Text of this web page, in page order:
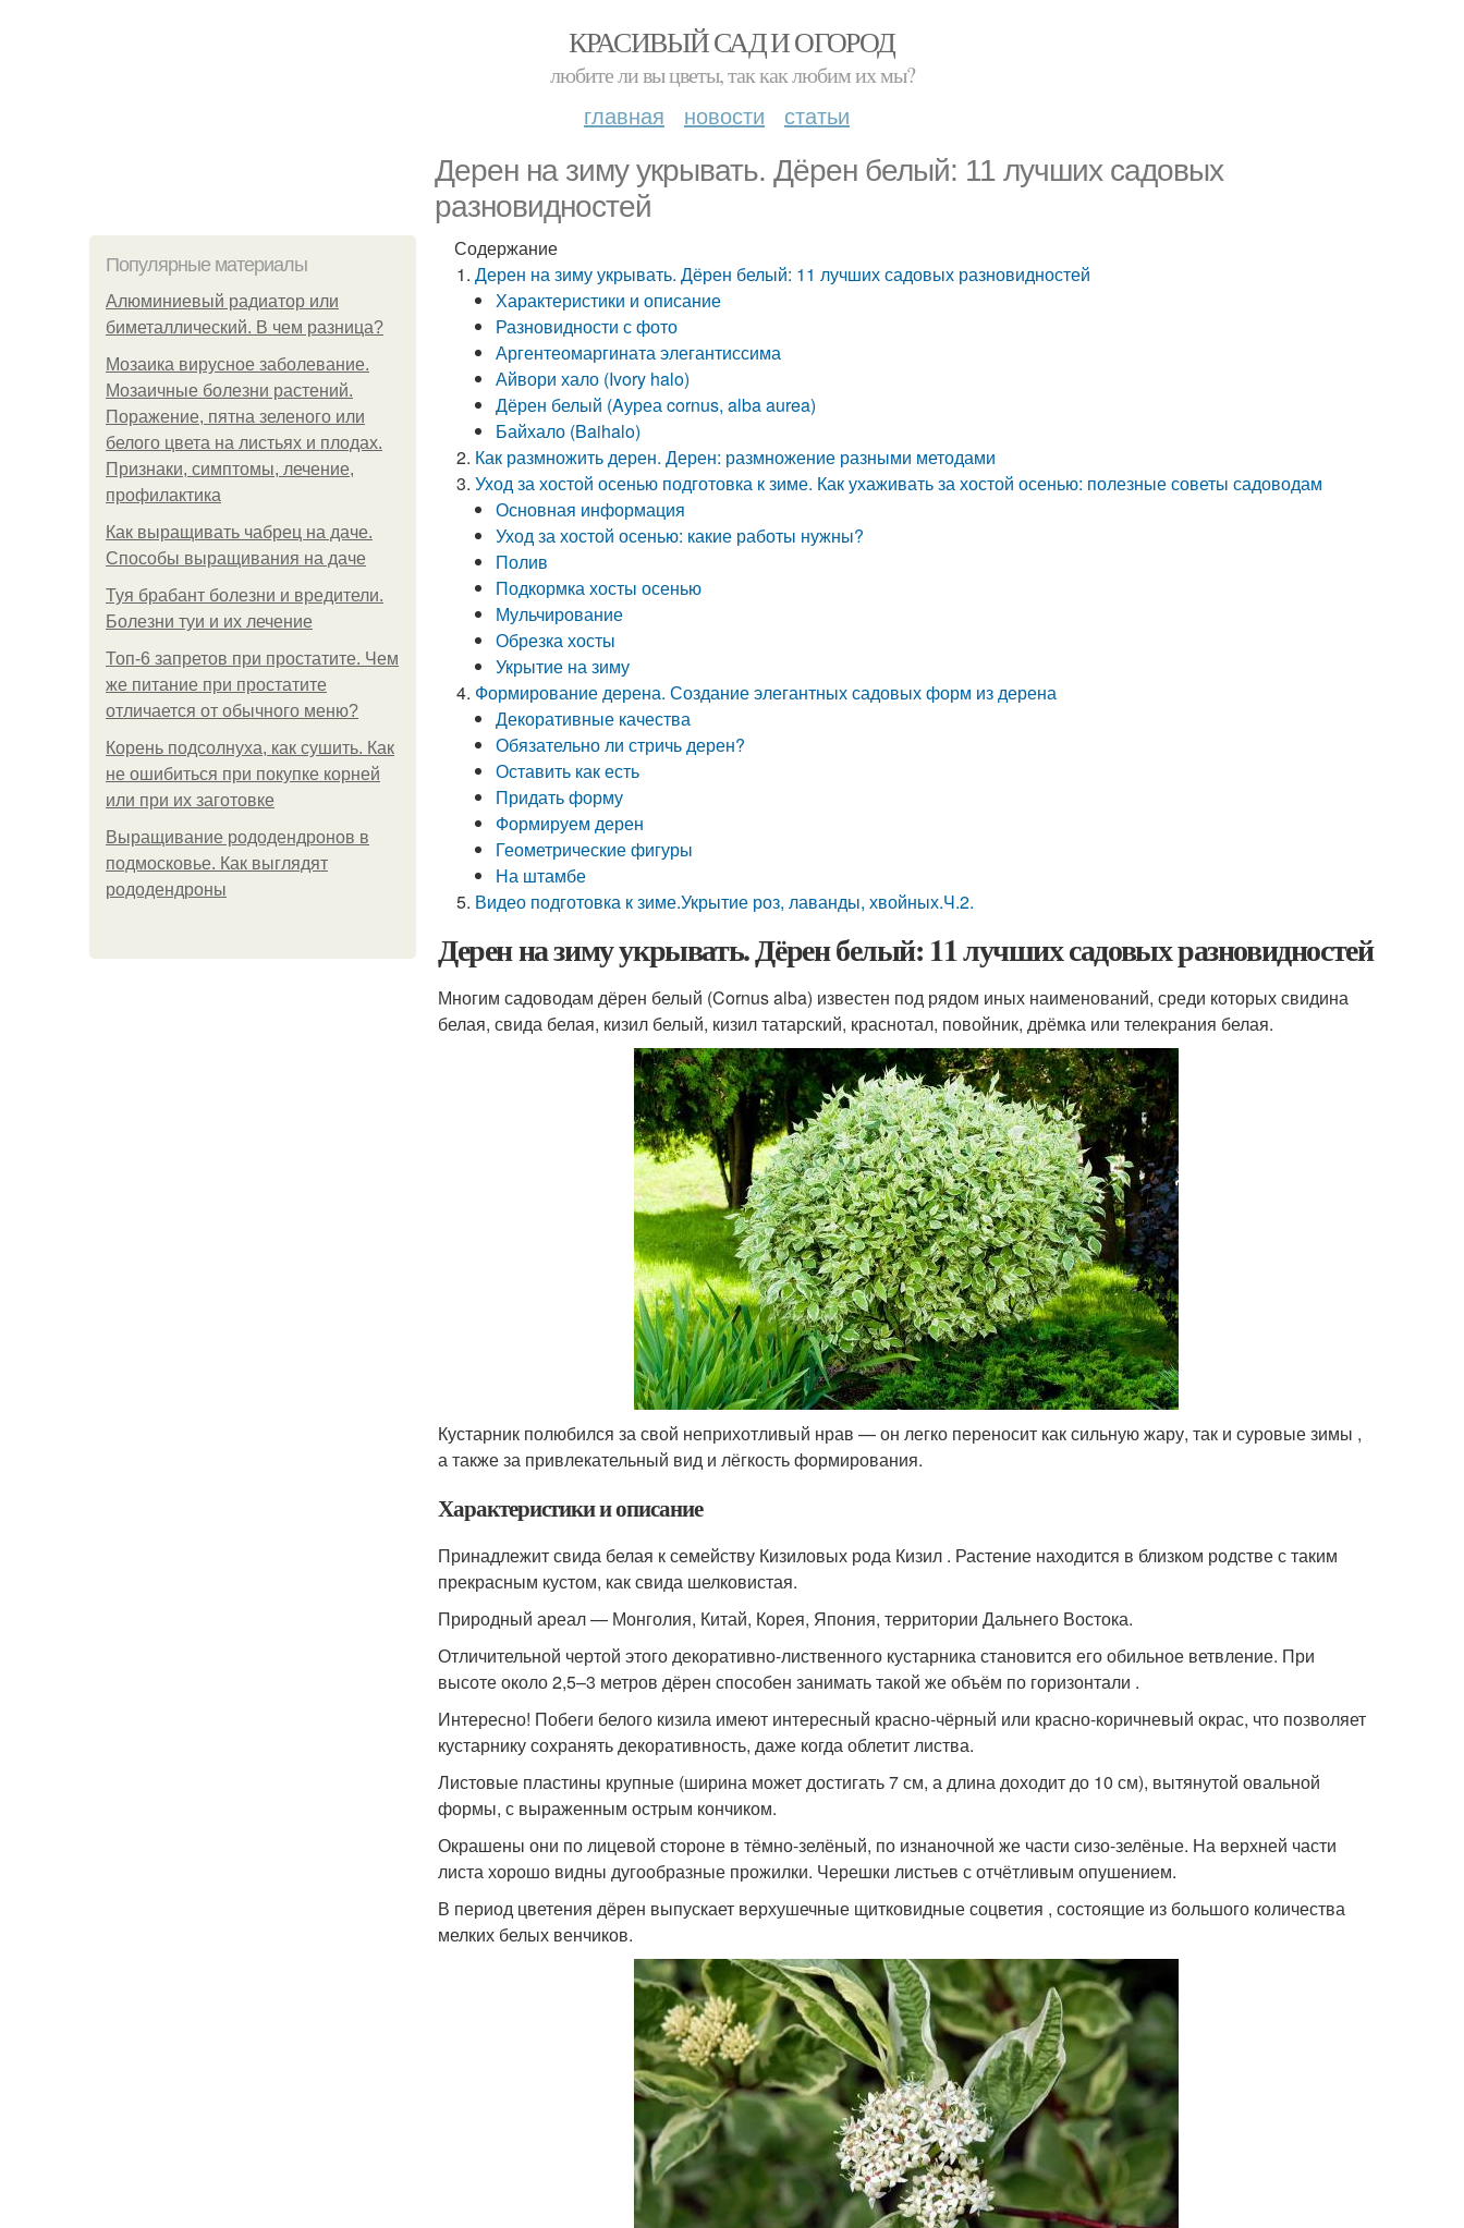
КРАСИВЫЙ САД И ОГОРОД
любите ли вы цветы, так как любим их мы?
главная новости статьи
Дерен на зиму укрывать. Дёрен белый: 11 лучших садовых
разновидностей
Популярные материалы
Алюминиевый радиатор или
биметаллический. В чем разница?
Мозаика вирусное заболевание.
Мозаичные болезни растений.
Поражение, пятна зеленого или
белого цвета на листьях и плодах.
Признаки, симптомы, лечение,
профилактика
Как выращивать чабрец на даче.
Способы выращивания на даче
Туя брабант болезни и вредители.
Болезни туи и их лечение
Топ-6 запретов при простатите. Чем
же питание при простатите
отличается от обычного меню?
Корень подсолнуха, как сушить. Как
не ошибиться при покупке корней
или при их заготовке
Выращивание рододендронов в
подмосковье. Как выглядят
рододендроны
Содержание
Дерен на зиму укрывать. Дёрен белый: 11 лучших садовых разновидностей
Характеристики и описание
Разновидности с фото
Аргентеомаргината элегантиссима
Айвори хало (Ivory halo)
Дёрен белый (Aуреа cornus, alba aurea)
Байхало (Baihalo)
Как размножить дерен. Дерен: размножение разными методами
Уход за хостой осенью подготовка к зиме. Как ухаживать за хостой осенью: полезные советы садоводам
Основная информация
Уход за хостой осенью: какие работы нужны?
Полив
Подкормка хосты осенью
Мульчирование
Обрезка хосты
Укрытие на зиму
Формирование дерена. Создание элегантных садовых форм из дерена
Декоративные качества
Обязательно ли стричь дерен?
Оставить как есть
Придать форму
Формируем дерен
Геометрические фигуры
На штамбе
Видео подготовка к зиме.Укрытие роз, лаванды, хвойных.Ч.2.
Дерен на зиму укрывать. Дёрен белый: 11 лучших садовых разновидностей
Многим садоводам дёрен белый (Cornus alba) известен под рядом иных наименований, среди которых свидина
белая, свида белая, кизил белый, кизил татарский, краснотал, повойник, дрёмка или телекрания белая.
Кустарник полюбился за свой неприхотливый нрав — он легко переносит как сильную жару, так и суровые зимы ,
а также за привлекательный вид и лёгкость формирования.
Характеристики и описание
Принадлежит свида белая к семейству Кизиловых рода Кизил . Растение находится в близком родстве с таким
прекрасным кустом, как свида шелковистая.
Природный ареал — Монголия, Китай, Корея, Япония, территории Дальнего Востока.
Отличительной чертой этого декоративно-лиственного кустарника становится его обильное ветвление. При
высоте около 2,5–3 метров дёрен способен занимать такой же объём по горизонтали .
Интересно! Побеги белого кизила имеют интересный красно-чёрный или красно-коричневый окрас, что позволяет
кустарнику сохранять декоративность, даже когда облетит листва.
Листовые пластины крупные (ширина может достигать 7 см, а длина доходит до 10 см), вытянутой овальной
формы, с выраженным острым кончиком.
Окрашены они по лицевой стороне в тёмно-зелёный, по изнаночной же части сизо-зелёные. На верхней части
листа хорошо видны дугообразные прожилки. Черешки листьев с отчётливым опушением.
В период цветения дёрен выпускает верхушечные щитковидные соцветия , состоящие из большого количества
мелких белых венчиков.